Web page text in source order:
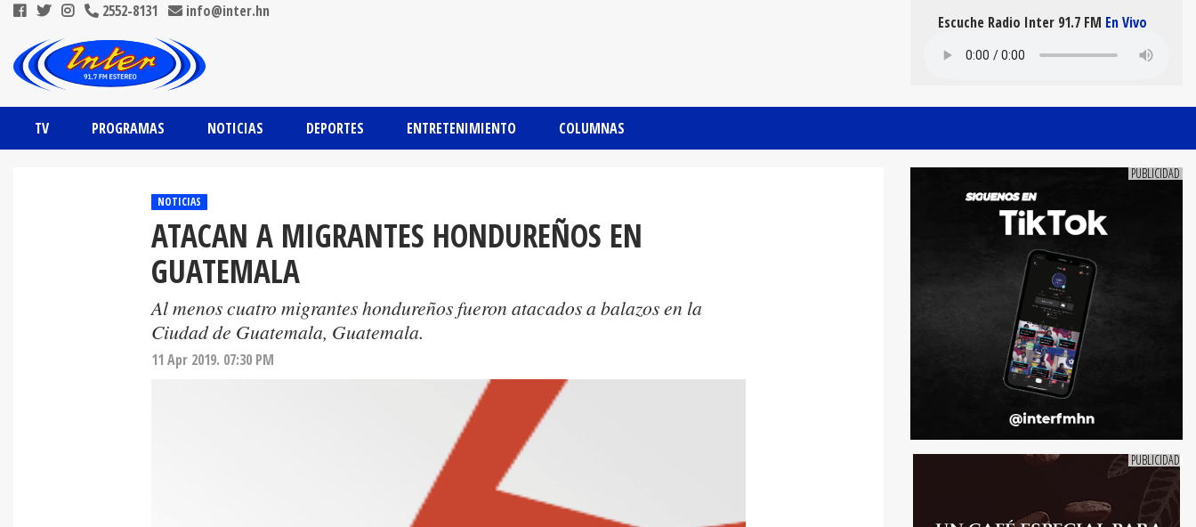
2552-8131 info@inter.hn
TV PROGRAMAS NOTICIAS DEPORTES ENTRETENIMIENTO COLUMNAS
Escuche Radio Inter 91.7 FM En Vivo
NOTICIAS
ATACAN A MIGRANTES HONDUREÑOS EN
GUATEMALA
Al menos cuatro migrantes hondureños fueron atacados a balazos en la
Ciudad de Guatemala, Guatemala.
11 Apr 2019. 07:30 PM